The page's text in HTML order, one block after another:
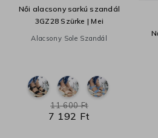
Női alacsony sarkú szandál
3GZ28 Szürke | Mei
Alacsony Sole Szandál
7 192 Ft
11 600 Ft